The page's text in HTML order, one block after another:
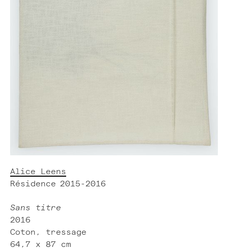
Alice Leens
Résidence 2015-2016
Sans titre
2016
Coton, tressage
64,7 x 87 cm